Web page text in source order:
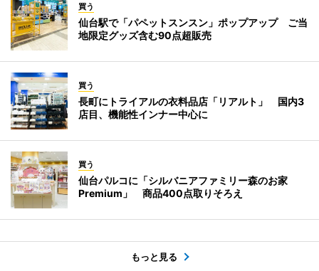
買う
仙台駅で「パペットスンスン」ポップアップ ご当
地限定グッズ含む90点超販売
買う
長町にトライアルの衣料品店「リアルト」 国内3
店目、機能性インナー中心に
買う
仙台パルコに「シルバニアファミリー森のお家
Premium」 商品400点取りそろえ
もっと見る